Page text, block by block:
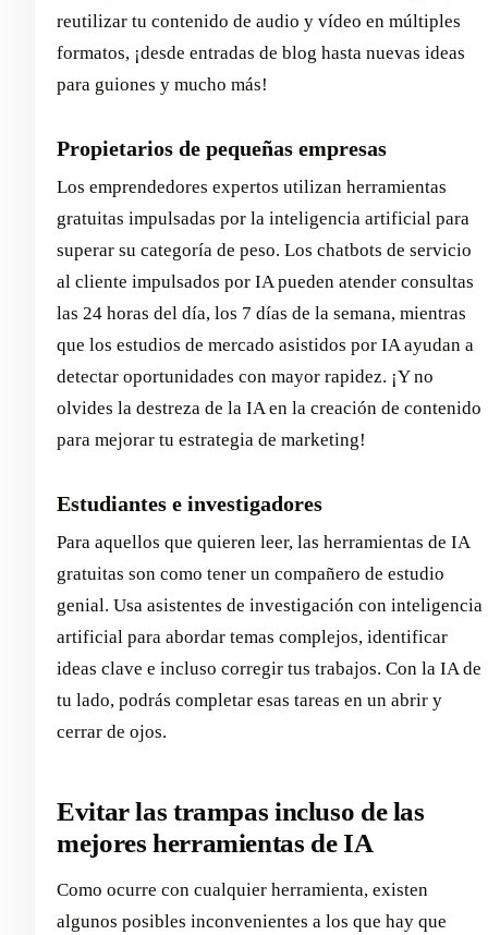
reutilizar tu contenido de audio y vídeo en múltiples
formatos, ¡desde entradas de blog hasta nuevas ideas
para guiones y mucho más!
Propietarios de pequeñas empresas
Los emprendedores expertos utilizan herramientas
gratuitas impulsadas por la inteligencia artificial para
superar su categoría de peso. Los chatbots de servicio
al cliente impulsados por IA pueden atender consultas
las 24 horas del día, los 7 días de la semana, mientras
que los estudios de mercado asistidos por IA ayudan a
detectar oportunidades con mayor rapidez. ¡Y no
olvides la destreza de la IA en la creación de contenido
para mejorar tu estrategia de marketing!
Estudiantes e investigadores
Para aquellos que quieren leer, las herramientas de IA
gratuitas son como tener un compañero de estudio
genial. Usa asistentes de investigación con inteligencia
artificial para abordar temas complejos, identificar
ideas clave e incluso corregir tus trabajos. Con la IA de
tu lado, podrás completar esas tareas en un abrir y
cerrar de ojos.
Evitar las trampas incluso de las
mejores herramientas de IA
Como ocurre con cualquier herramienta, existen
algunos posibles inconvenientes a los que hay que